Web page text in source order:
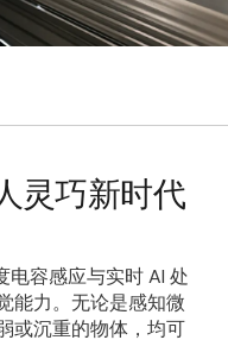
灵巧新时代
容感应与实时 AI 处
能力。无论是感知微
或沉重的物体，均可